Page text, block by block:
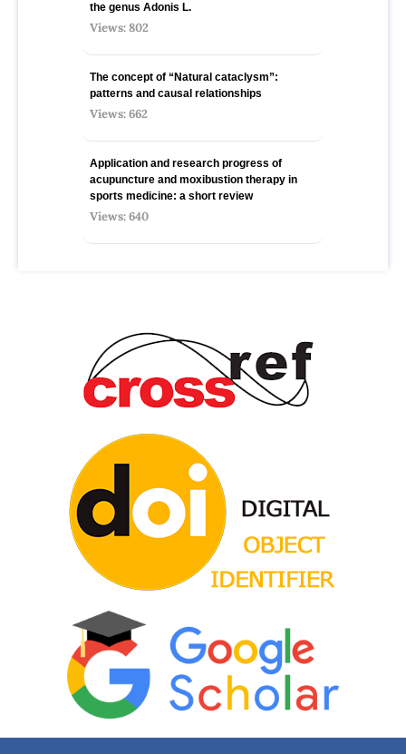
the genus Adonis L.
Views: 802
The concept of “Natural cataclysm”:
patterns and causal relationships
Views: 662
Application and research progress of
acupuncture and moxibustion therapy in
sports medicine: a short review
Views: 640